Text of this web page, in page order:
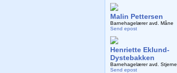
Malin Pettersen
Barnehagelærer avd. Måne
Send epost
Henriette Eklund-
Dystebakken
Barnehagelærer avd. Stjerne
Send epost